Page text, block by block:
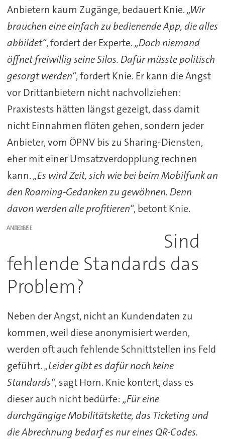
Anbietern kaum Zugänge, bedauert Knie.„Wir
brauchen eine einfach zu bedienende App, die alles
abbildet“, fordert der Experte.„Doch niemand
öffnet freiwillig seine Silos. Dafür müsste politisch
gesorgt werden“, fordert Knie. Er kann die Angst
vor Drittanbietern nicht nachvollziehen:
Praxistests hätten längst gezeigt, dass damit
nicht Einnahmen flöten gehen, sondern jeder
Anbieter, vom ÖPNV bis zu Sharing-Diensten,
eher mit einer Umsatzverdopplung rechnen
kann.„Es wird Zeit, sich wie bei beim Mobilfunk an
den Roaming-Gedanken zu gewöhnen. Denn
davon werden alle profitieren“, betont Knie.
ANZEIGE
Sind
fehlende Standards das
Problem?
Neben der Angst, nicht an Kundendaten zu
kommen, weil diese anonymisiert werden,
werden oft auch fehlende Schnittstellen ins Feld
geführt.„Leider gibt es dafür noch keine
Standards“, sagt Horn. Knie kontert, dass es
dieser auch nicht bedürfe: „Für eine
durchgängige Mobilitätskette, das Ticketing und
die Abrechnung bedarf es nur eines QR-Codes.